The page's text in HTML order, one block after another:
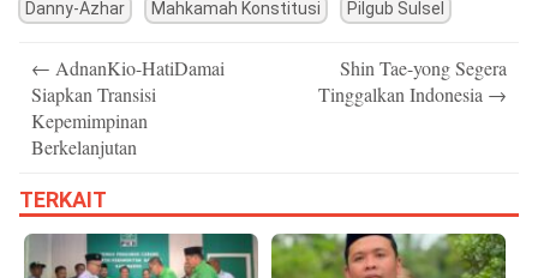
Danny-Azhar Mahkamah Konstitusi Pilgub Sulsel
navigation
← AdnanKio-HatiDamai
Siapkan Transisi
Kepemimpinan
Berkelanjutan
Shin Tae-yong Segera
Tinggalkan Indonesia →
TERKAIT